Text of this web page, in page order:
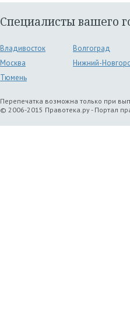
Специалисты вашего
Владивосток
Волгоград
Москва
Нижний-
Тюмень
Перепечатка возможна только при
© 2006-2015 Правотека.ру - Портал